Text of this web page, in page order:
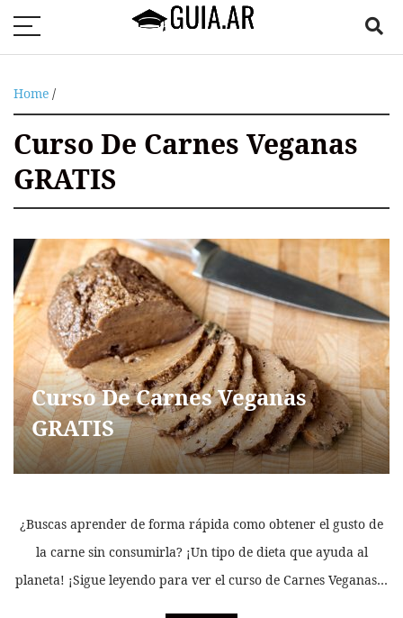
Home /
Curso De Carnes Veganas
GRATIS
Curso De Carnes Veganas
GRATIS
¿Buscas aprender de forma rápida como obtener el gusto de
la carne sin consumirla? ¡Un tipo de dieta que ayuda al
planeta! ¡Sigue leyendo para ver el curso de Carnes Veganas…